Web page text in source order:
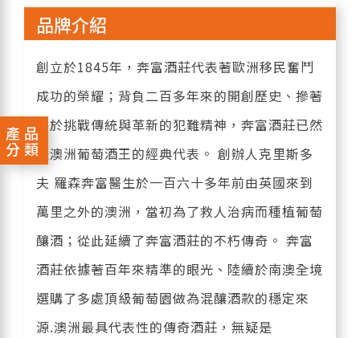
產品
分類
品牌介紹
創立於1845年，奔富酒莊代表著歐洲移民奮鬥
成功的榮耀；背負二百多年來的開創歷史、摻著
勇於挑戰傳統與革新的犯難精神，奔富酒莊已然
是澳洲葡萄酒王的經典代表。 創辦人克里斯多
夫 羅森奔富醫生於一百六十多年前由英國來到
萬里之外的澳洲，當初為了救人治病而種植葡萄
釀酒；從此延續了奔富酒莊的不朽傳奇。 奔富
酒莊依據著百年來精準的眼光、陸續於南澳全境
選購了多處頂級葡萄園做為混釀酒款的穩定來
源.澳洲最具代表性的傳奇酒莊，無疑是